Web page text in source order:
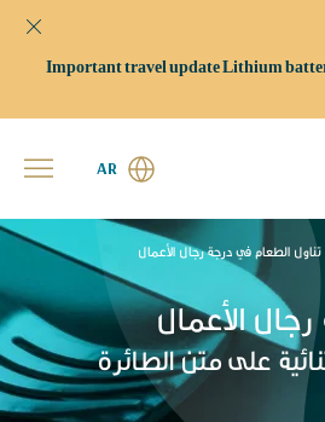
Important travel update Lithium
AR
الأعمال
على متن الطائرة
تناول الطعام في درجة رجال الأعمال